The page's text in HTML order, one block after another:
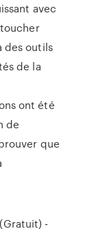
avec
des outils
de la
ont été
de
que
-